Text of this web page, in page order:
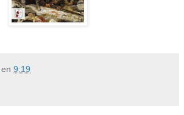
en 9:19